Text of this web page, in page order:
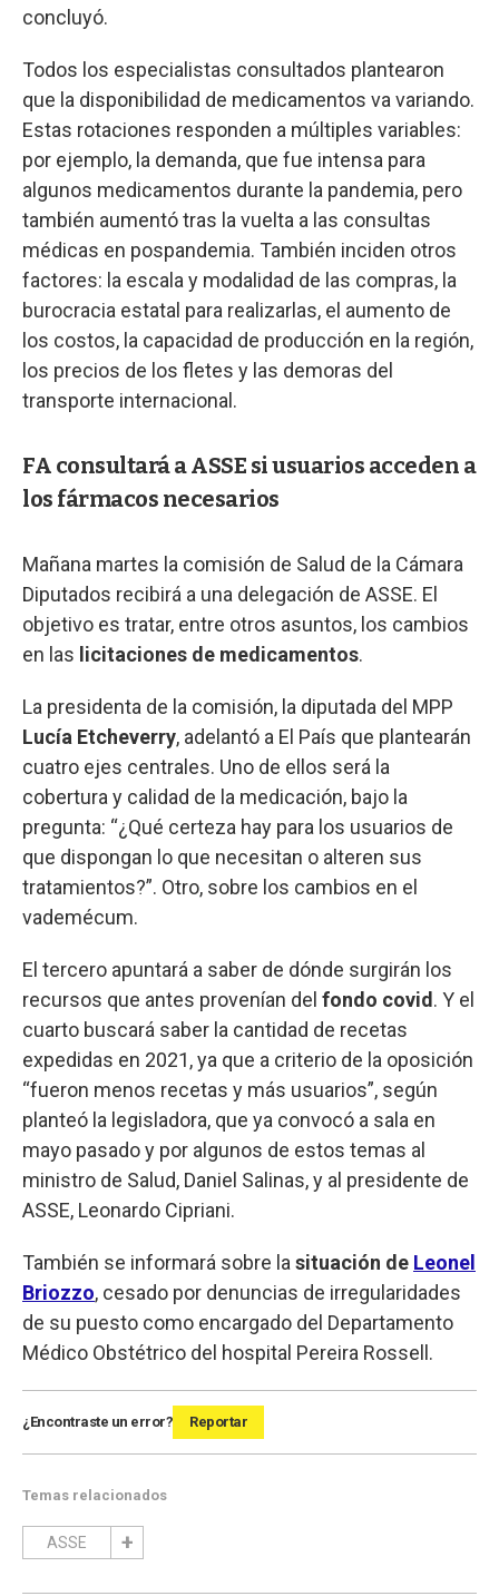
concluyó.
Todos los especialistas consultados plantearon
que la disponibilidad de medicamentos va variando.
Estas rotaciones responden a múltiples variables:
por ejemplo, la demanda, que fue intensa para
algunos medicamentos durante la pandemia, pero
también aumentó tras la vuelta a las consultas
médicas en pospandemia. También inciden otros
factores: la escala y modalidad de las compras, la
burocracia estatal para realizarlas, el aumento de
los costos, la capacidad de producción en la región,
los precios de los fletes y las demoras del
transporte internacional.
FA consultará a ASSE si usuarios acceden a
los fármacos necesarios
Mañana martes la comisión de Salud de la Cámara
Diputados recibirá a una delegación de ASSE. El
objetivo es tratar, entre otros asuntos, los cambios
en las licitaciones de medicamentos.
La presidenta de la comisión, la diputada del MPP
Lucía Etcheverry, adelantó a El País que plantearán
cuatro ejes centrales. Uno de ellos será la
cobertura y calidad de la medicación, bajo la
pregunta: “¿Qué certeza hay para los usuarios de
que dispongan lo que necesitan o alteren sus
tratamientos?”. Otro, sobre los cambios en el
vademécum.
El tercero apuntará a saber de dónde surgirán los
recursos que antes provenían del fondo covid . Y el
cuarto buscará saber la cantidad de recetas
expedidas en 2021, ya que a criterio de la oposición
“fueron menos recetas y más usuarios”, según
planteó la legisladora, que ya convocó a sala en
mayo pasado y por algunos de estos temas al
ministro de Salud, Daniel Salinas, y al presidente de
ASSE, Leonardo Cipriani.
También se informará sobre la situación de Leonel
Briozzo, cesado por denuncias de irregularidades
de su puesto como encargado del Departamento
Médico Obstétrico del hospital Pereira Rossell.
¿Encontraste un error? Reportar
Temas relacionados
ASSE